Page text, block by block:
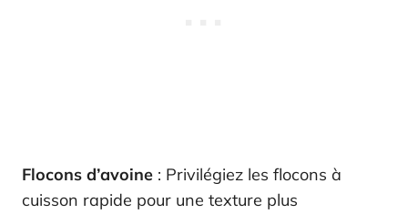
Flocons d’avoine : Privilégiez les flocons à
cuisson rapide pour une texture plus